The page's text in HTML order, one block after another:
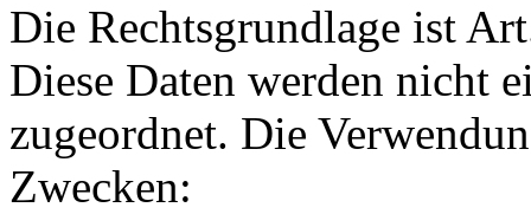
Die Rechtsgrundlage ist
Diese Daten werden nicht
zugeordnet. Die
Zwecken: